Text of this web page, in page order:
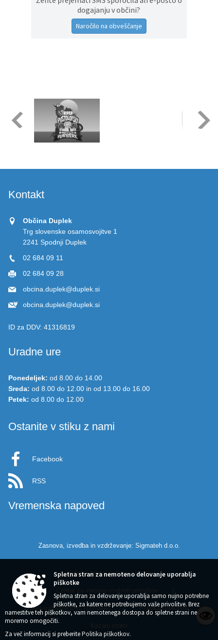
dogajanju v občini?
Naročilo na obveščanje
Kontakt
Občina Duplek
Trg slovenske osamosvojitve 1
2241 Spodnji Duplek
02 684 09 11
02 684 09 28
obcina.duplek@duplek.si
obcina.duplek@duplek.si
ID za DDV: 41316819
Uradne ure
Ponedeljek: od 8.00 do 14.00
Sreda: od 8.00 do 12.00 in od 13.00 do 16.00
Petek: od 8.00 do 12.00
Ostanite v stiku z nami
Facebook
RSS
Vremenska napoved
Zasnova, izvedba in vzdrževanje: Sigmateh d.o.o.
Splošni pogoji spletne strani |
Izjava o dostopnosti (ZDSMA) | Politika piškotkov
Spletna stran za nemoteno delovanje uporablja
piškotke
Spletna stran za delovanje uporablja samo nujno potrebne
piškotke, za katere ne potrebujemo vaše privolitve. Brez
namestitve teh piškotkov, vam nemotenega dostopa do spletne strani ne
moremo omogočiti.
Za več informacij si preberitePolitika piškotkov.